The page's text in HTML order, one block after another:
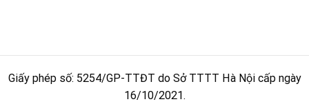
Giấy phép số: 5254/GP-TTĐT do Sở TTTT Hà Nội cấp ngày
16/10/2021.